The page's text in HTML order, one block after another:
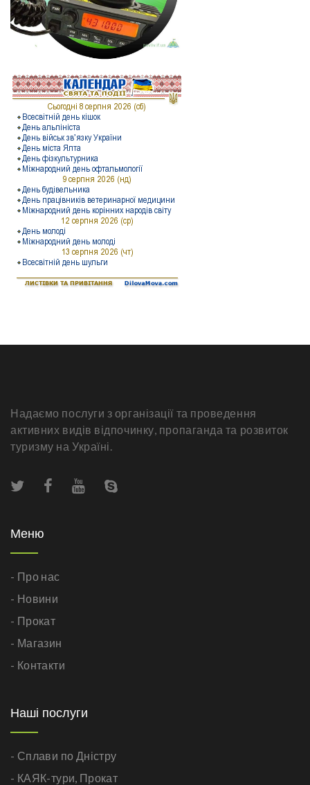
Надаємо послуги з організації та проведення
активних видів відпочинку, пропаганда та розвиток
туризму на Україні.
Меню
- Про нас
- Новини
- Прокат
- Магазин
- Контакти
Наші послуги
- Сплави по Дністру
- КАЯК-тури, Прокат